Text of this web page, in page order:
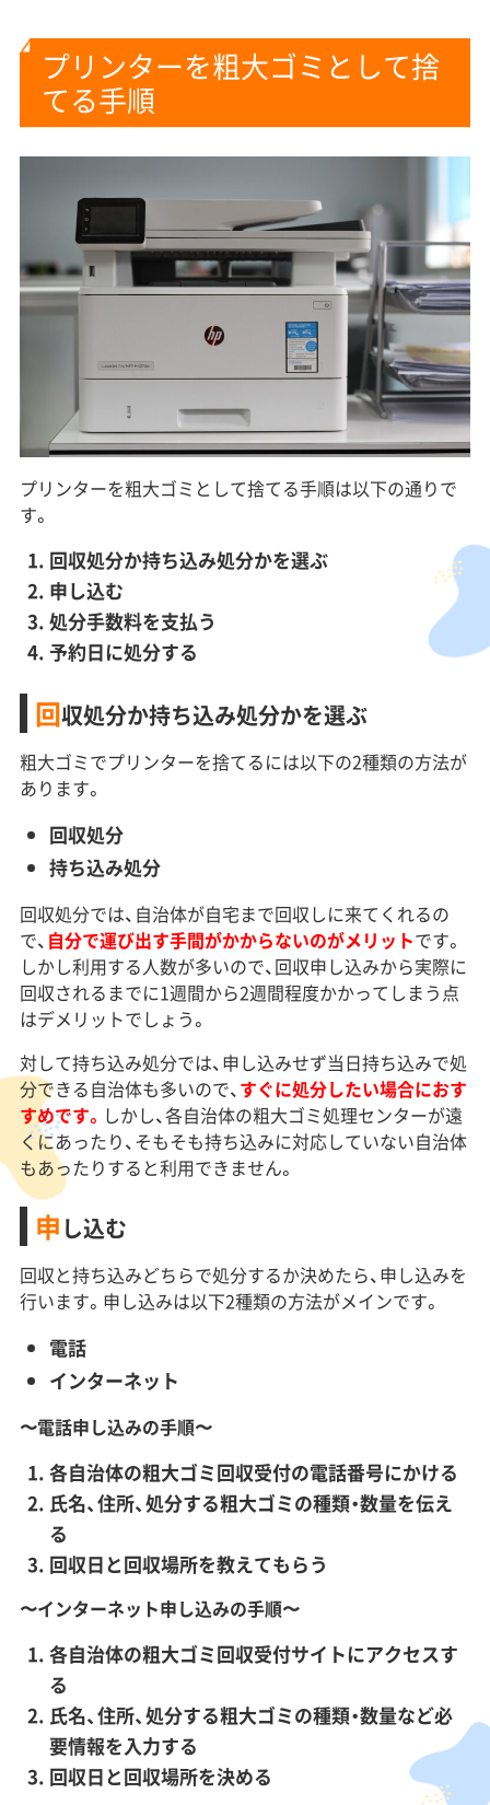
プリンターを粗大ゴミとして捨
てる手順
プリンターを粗大ゴミとして捨てる手順は以下の通りで
す。
回収処分か持ち込み処分かを選ぶ
申し込む
処分手数料を支払う
予約日に処分する
回収処分か持ち込み処分かを選ぶ
粗大ゴミでプリンターを捨てるには以下の2種類の方法が
あります。
回収処分
持ち込み処分
回収処分では、自治体が自宅まで回収しに来てくれるの
で、 自分で運び出す手間がかからないのがメリットです。
しかし利用する人数が多いので、回収申し込みから実際に
回収されるまでに1週間から2週間程度かかってしまう点
はデメリットでしょう。
対して持ち込み処分では、申し込みせず当日持ち込みで処
分できる自治体も多いので、すぐに処分したい場合におす
すめです。 しかし、各自治体の粗大ゴミ処理センターが遠
くにあったり、そもそも持ち込みに対応していない自治体
もあったりすると利用できません。
申 し込む
回収と持ち込みどちらで処分するか決めたら、申し込みを
行います。申し込みは以下2種類の方法がメインです。
電話
インターネット
〜電話申し込みの手順〜
各自治体の粗大ゴミ回収受付の電話番号にかける
氏名、住所、処分する粗大ゴミの種類・数量を伝え
る
回収日と回収場所を教えてもらう
〜インターネット申し込みの手順〜
各自治体の粗大ゴミ回収受付サイトにアクセスす
る
氏名、住所、処分する粗大ゴミの種類・数量など必
要情報を入力する
回収日と回収場所を決める